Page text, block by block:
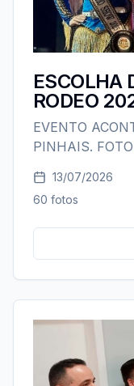
ESCOLHA
RODEO
EVENTO
PINHAIS.
13/07/2026
60 fotos